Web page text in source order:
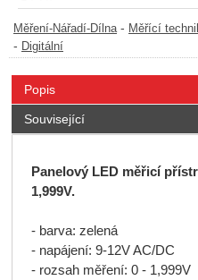
Měření-Nářadí-Dílna- Měřící
- Digitální
Popis
Související
Panelový LED měřicí
1,999V.
- barva: zelená
- napájení: 9-12V AC/DC
- rozsah měření: 0 - 1,999V